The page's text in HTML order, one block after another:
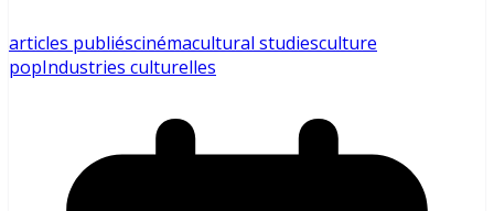
articles publiéscinémacultural studiesculture
popIndustries culturelles